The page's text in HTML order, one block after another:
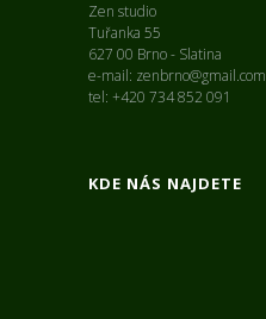
Zen studio
Tuřanka 55
627 00 Brno - Slatina
e-mail: zenbrno@gmail.com
tel: +420 734 852 091
KDE NÁS NAJDETE